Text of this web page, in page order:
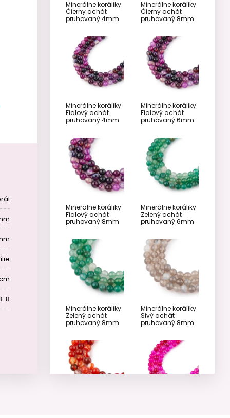
8
Minerálne koráliky
Čierny achát
pruhovaný 4mm
Minerálne koráliky
Čierny achát
pruhovaný 8mm
Minerálne koráliky
Fialový achát
pruhovaný 4mm
Minerálne koráliky
Fialový achát
pruhovaný 6mm
Minerálne koráliky
Fialový achát
pruhovaný 8mm
Minerálne koráliky
Zelený achát
pruhovaný 6mm
Minerálne koráliky
Zelený achát
pruhovaný 8mm
Minerálne koráliky
Sivý achát
pruhovaný 8mm